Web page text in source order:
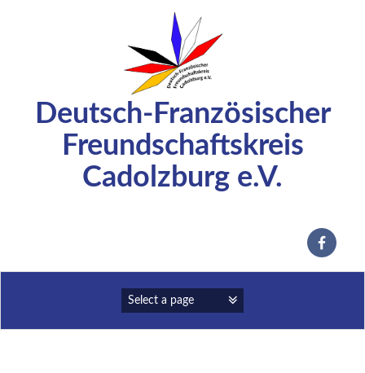
Deutsch-Französischer
Freundschaftskreis
Cadolzburg e.V.